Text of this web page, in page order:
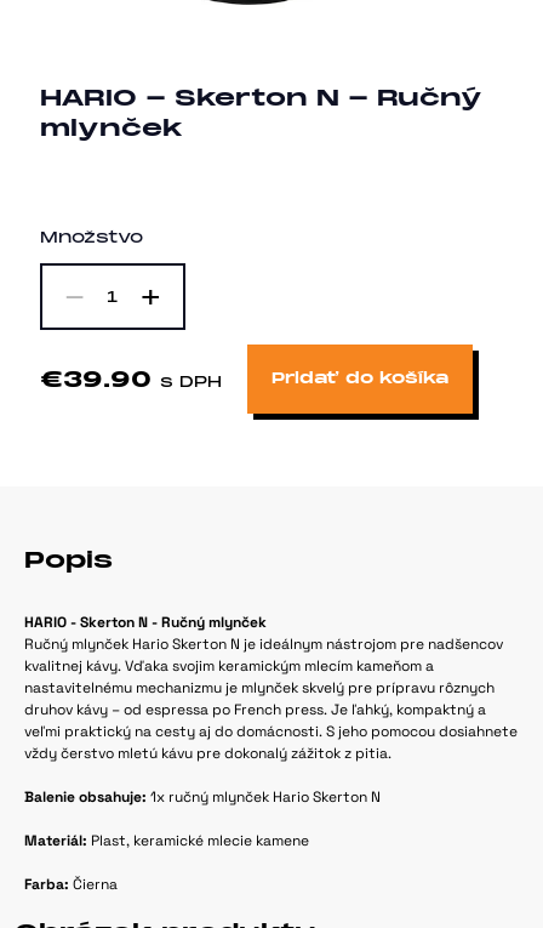
HARIO - Skerton N - Ručný
mlynček
Množstvo
- 1 +
€39.90 s DPH Pridať do košíka
Popis
HARIO - Skerton N - Ručný mlynček
Ručný mlynček Hario Skerton N je ideálnym nástrojom pre nadšencov
kvalitnej kávy. Vďaka svojim keramickým mlecím kameňom a
nastavitelnému mechanizmu je mlynček skvelý pre prípravu rôznych
druhov kávy – od espressa po French press. Je ľahký, kompaktný a
veľmi praktický na cesty aj do domácnosti. S jeho pomocou dosiahnete
vždy čerstvo mletú kávu pre dokonalý zážitok z pitia.
Balenie obsahuje: 1x ručný mlynček Hario Skerton N
Materiál: Plast, keramické mlecie kamene
Farba: Čierna